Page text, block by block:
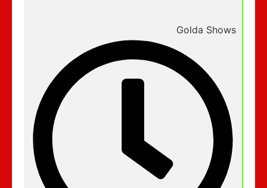
Golda Shows